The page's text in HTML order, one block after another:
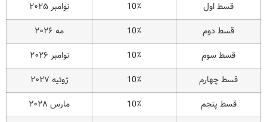
قسط اول
10٪
نوامبر ۲۰۲۵
قسط دوم
10٪
مه ۲۰۲۶
قسط سوم
10٪
نوامبر ۲۰۲۶
قسط چهارم
10٪
ژوئیه ۲۰۲۷
قسط پنجم
10٪
مارس ۲۰۲۸